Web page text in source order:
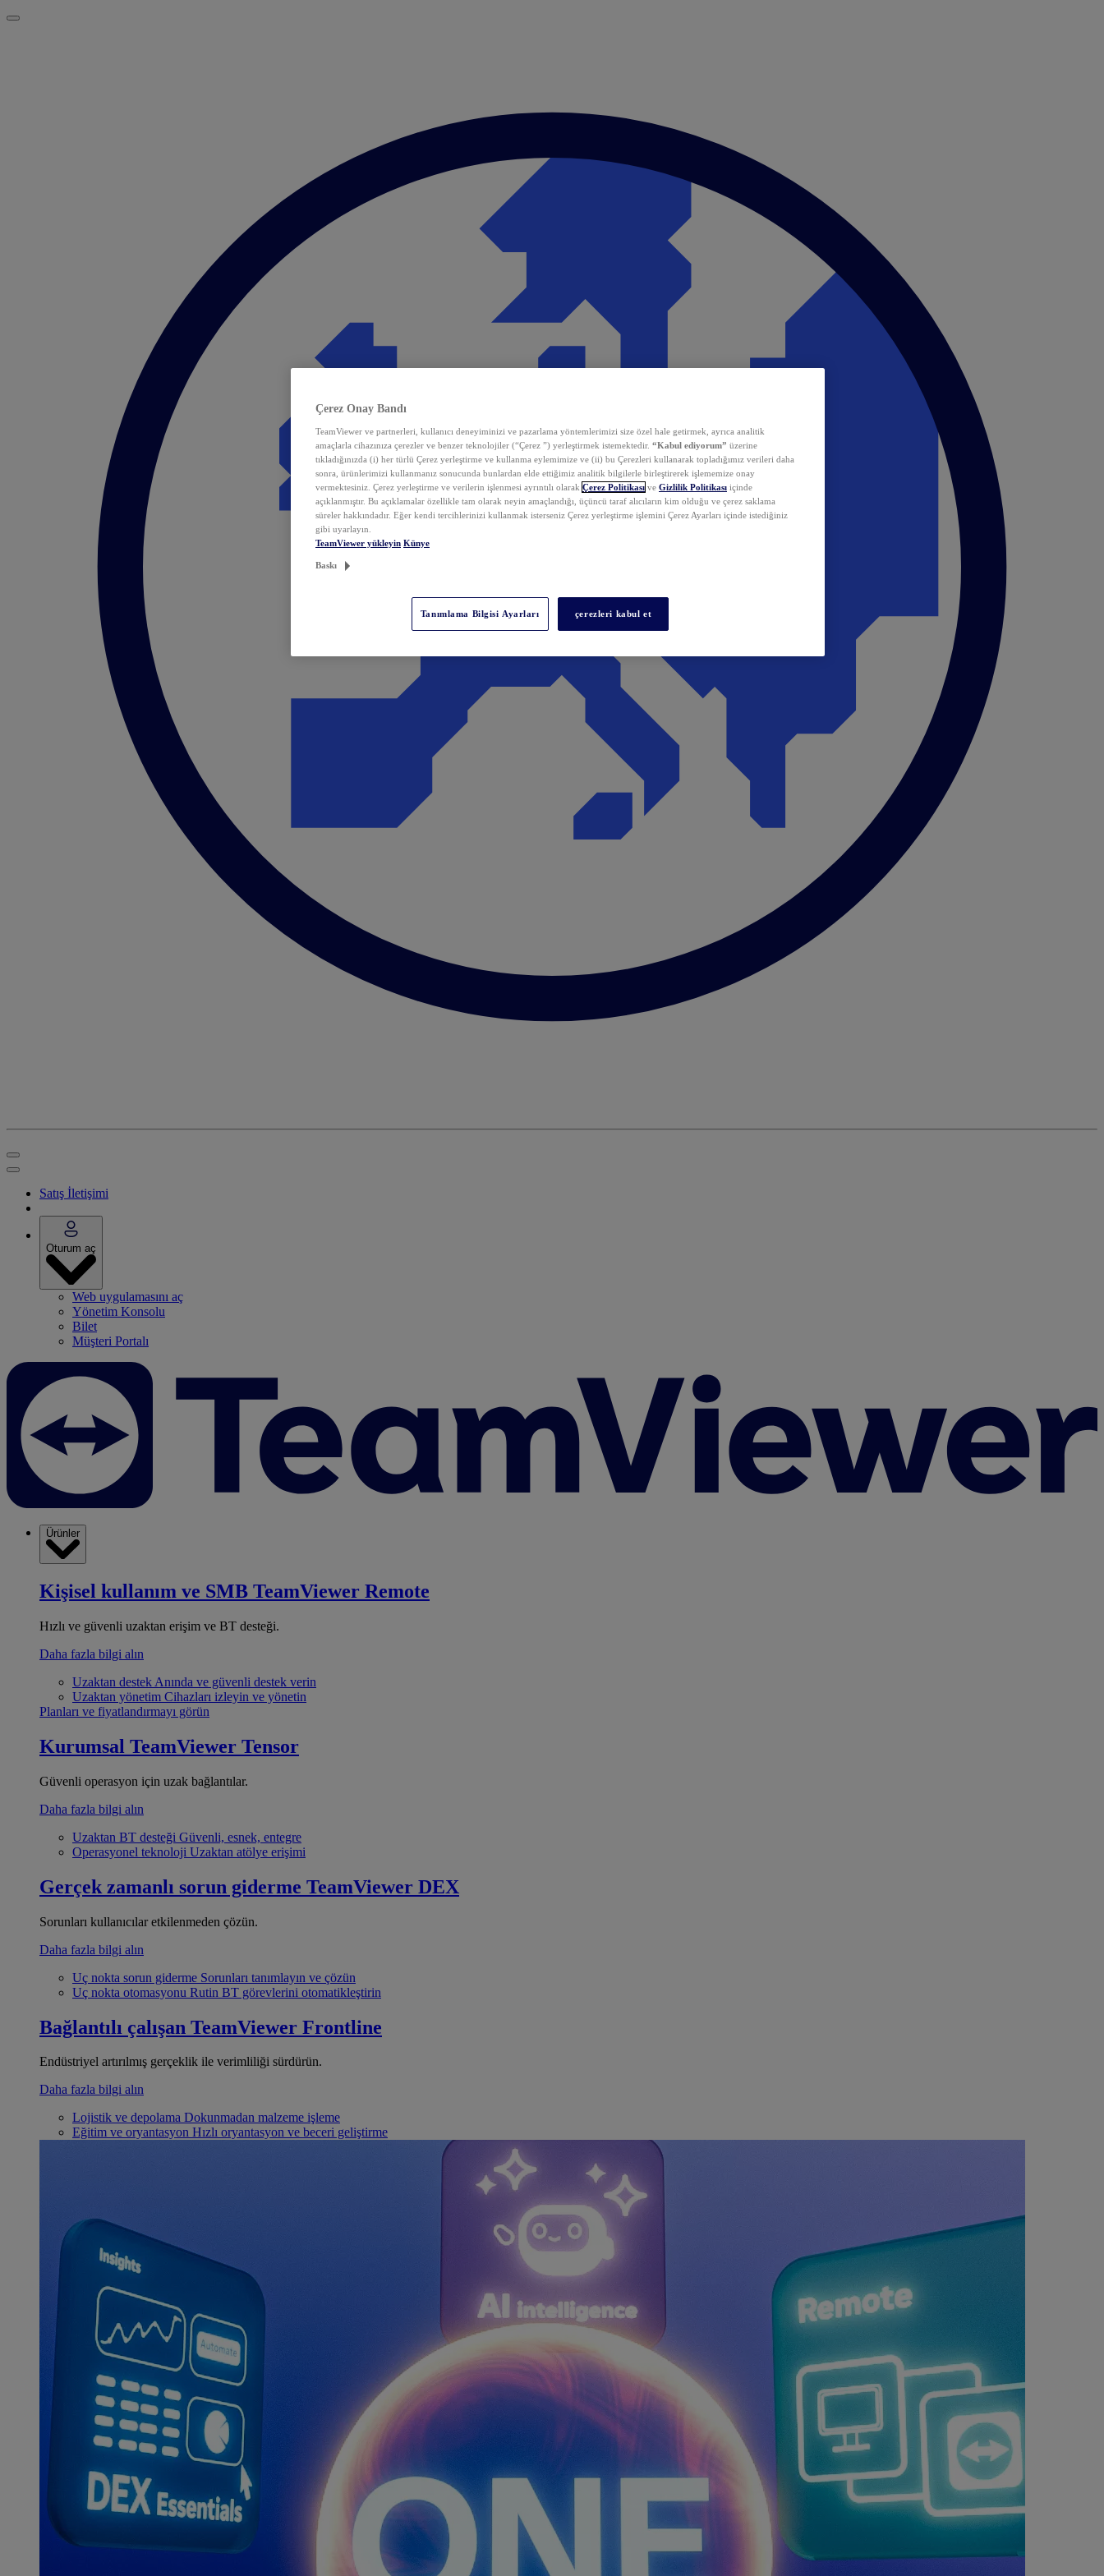
Satış İletişimi
Oturum aç
Web uygulamasını aç
Yönetim Konsolu
Bilet
Müşteri Portalı
Ürünler
Kişisel kullanım ve SMB TeamViewer Remote
Hızlı ve güvenli uzaktan erişim ve BT desteği.
Daha fazla bilgi alın
Uzaktan destek Anında ve güvenli destek verin
Uzaktan yönetim Cihazları izleyin ve yönetin
Planları ve fiyatlandırmayı görün
Kurumsal TeamViewer Tensor
Güvenli operasyon için uzak bağlantılar.
Daha fazla bilgi alın
Uzaktan BT desteği Güvenli, esnek, entegre
Operasyonel teknoloji Uzaktan atölye erişimi
Gerçek zamanlı sorun giderme TeamViewer DEX
Sorunları kullanıcılar etkilenmeden çözün.
Daha fazla bilgi alın
Uç nokta sorun giderme Sorunları tanımlayın ve çözün
Uç nokta otomasyonu Rutin BT görevlerini otomatikleştirin
Bağlantılı çalışan TeamViewer Frontline
Endüstriyel artırılmış gerçeklik ile verimliliği sürdürün.
Daha fazla bilgi alın
Lojistik ve depolama Dokunmadan malzeme işleme
Eğitim ve oryantasyon Hızlı oryantasyon ve beceri geliştirme
Çerez Onay Bandı
TeamViewer ve partnerleri, kullanıcı deneyiminizi ve pazarlama yöntemlerimizi size özel hale getirmek, ayrıca analitik
amaçlarla cihazınıza çerezler ve benzer teknolojiler (“Çerez ”) yerleştirmek istemektedir. “Kabul ediyorum” üzerine
tıkladığınızda (i) her türlü Çerez yerleştirme ve kullanma eylemimize ve (ii) bu Çerezleri kullanarak topladığımız verileri daha
sonra, ürünlerimizi kullanmanız sonucunda bunlardan elde ettiğimiz analitik bilgilerle birleştirerek işlememize onay
vermektesiniz. Çerez yerleştirme ve verilerin işlenmesi ayrıntılı olarak Çerez Politikası ve Gizlilik Politikası içinde
açıklanmıştır. Bu açıklamalar özellikle tam olarak neyin amaçlandığı, üçüncü taraf alıcıların kim olduğu ve çerez saklama
süreler hakkındadır. Eğer kendi tercihlerinizi kullanmak isterseniz Çerez yerleştirme işlemini Çerez Ayarları içinde istediğiniz
gibi uyarlayın.
TeamViewer yükleyin Künye
Baskı
Tanımlama Bilgisi Ayarları çerezleri kabul et